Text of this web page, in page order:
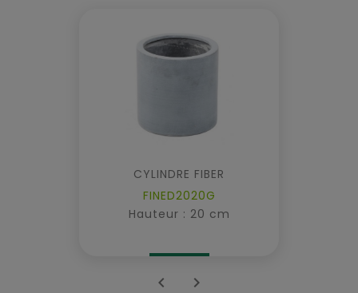
CYLINDRE FIBER
FINED2020G
Hauteur : 20 cm
 